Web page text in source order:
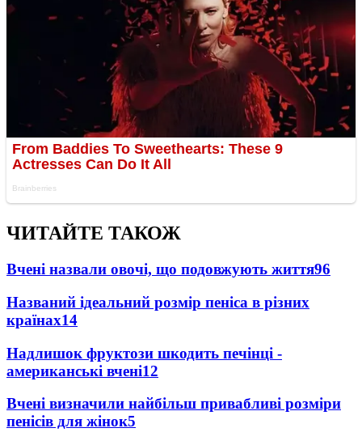
ЧИТАЙТЕ ТАКОЖ
Вчені назвали овочі, що подовжують життя96
Названий ідеальний розмір пеніса в різних
країнах14
Надлишок фруктози шкодить печінці -
американські вчені12
Вчені визначили найбільш привабливі розміри
пенісів для жінок5